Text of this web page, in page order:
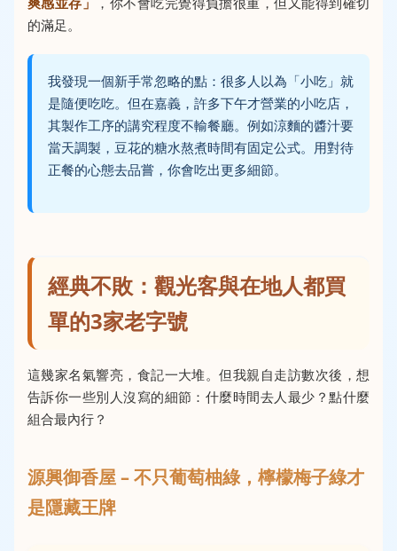
的滿足。
我發現一個新手常忽略的點：很多人以為「小吃」就
是隨便吃吃。但在嘉義，許多下午才營業的小吃店，
其製作工序的講究程度不輸餐廳。例如涼麵的醬汁要
當天調製，豆花的糖水熬煮時間有固定公式。用對待
正餐的心態去品嘗，你會吃出更多細節。
經典不敗：觀光客與在地人都買
單的3家老字號
這幾家名氣響亮，食記一大堆。但我親自走訪數次後，想
告訴你一些別人沒寫的細節：什麼時間去人最少？點什麼
組合最內行？
源興御香屋 – 不只葡萄柚綠，檸檬梅子綠才
是隱藏王牌